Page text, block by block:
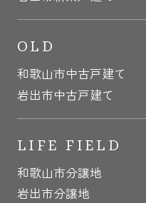
OLD
和歌山市中古戸建て
岩出市中古戸建て
LIFE FIELD
和歌山市分譲地
岩出市分譲地